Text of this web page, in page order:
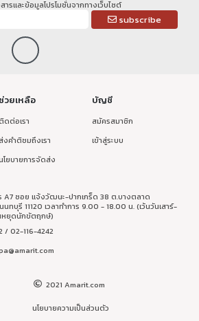
รและข้อมูลโปรโมชั่นจากทางเว็บไซต์
subscribe
ช่วยเหลือ
ดต่อเรา
ส่งคำติชมถึงเรา
โยบายการจัดส่ง
บัญชี
สมัครสมาชิก
เข้าสู่ระบบ
A7 ซอย แจ้งวัฒนะ-ปากเกร็ด 38 ต.บางตลาด
นทบุรี 11120 เวลาทำการ 9.00 - 18.00 น. (เว้นวันเสาร์-
หยุดนักขัตฤกษ์)
/ 02-116-4242
2021 Amarit.com
นโยบายความเป็นส่วนตัว